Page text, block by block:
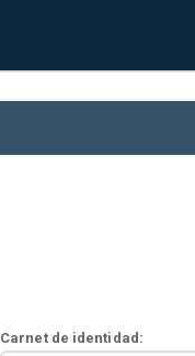
Carnet de identidad: